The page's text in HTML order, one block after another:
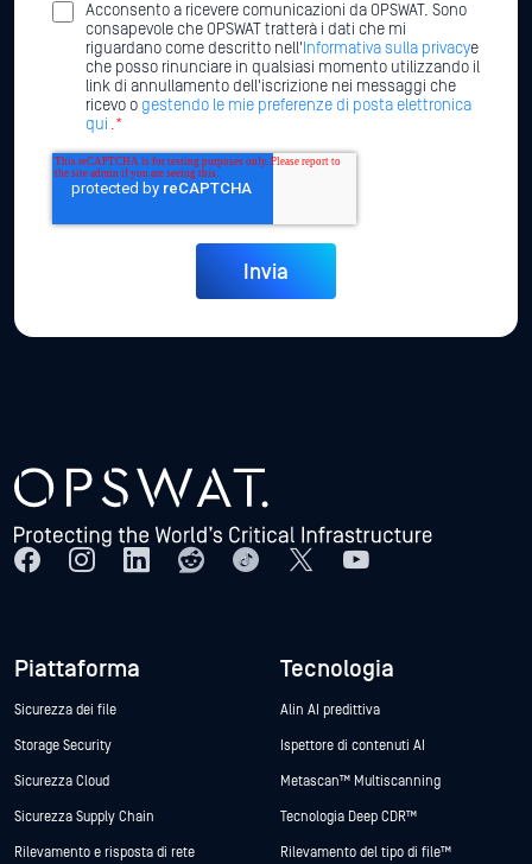
Acconsento a ricevere comunicazioni da OPSWAT. Sono
consapevole che OPSWAT tratterà i dati che mi
riguardano come descritto nell' Informativa sulla privacye
che posso rinunciare in qualsiasi momento utilizzando il
link di annullamento dell'iscrizione nei messaggi che
ricevo o gestendo le mie preferenze di posta elettronica
qui .*
Piattaforma
Sicurezza dei file
Storage Security
Sicurezza Cloud
Sicurezza Supply Chain
Rilevamento e risposta di rete
Tecnologia
Alin AI predittiva
Ispettore di contenuti AI
Metascan™ Multiscanning
Tecnologia Deep CDR™
Rilevamento del tipo di file™